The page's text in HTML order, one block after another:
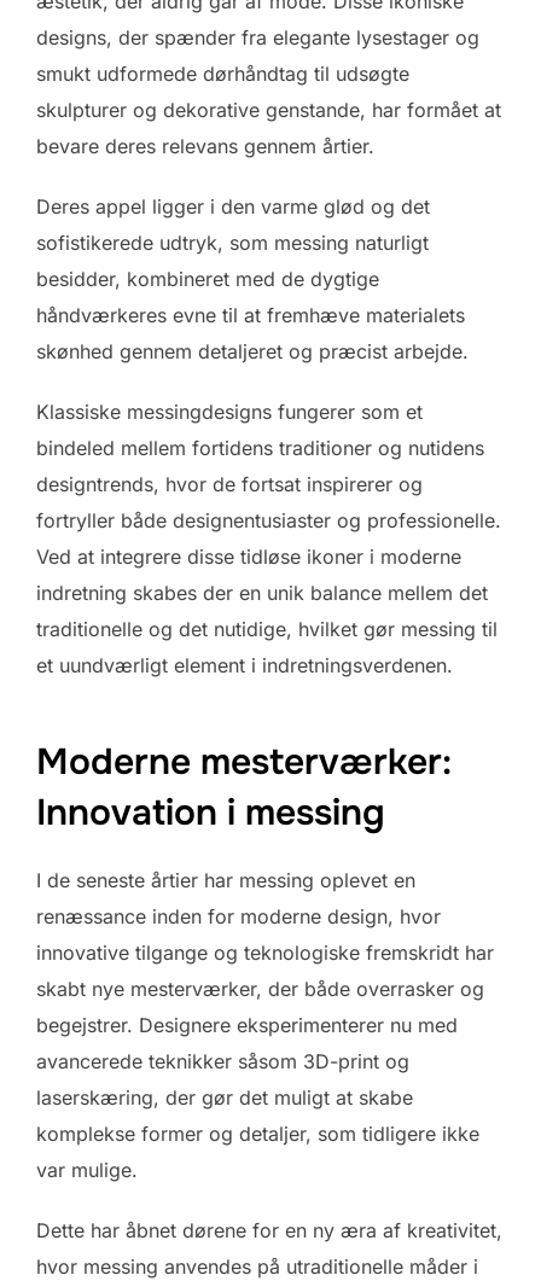
designs, der spænder fra elegante lysestager og
smukt udformede dørhåndtag til udsøgte
skulpturer og dekorative genstande, har formået at
bevare deres relevans gennem årtier.
Deres appel ligger i den varme glød og det
sofistikerede udtryk, som messing naturligt
besidder, kombineret med de dygtige
håndværkeres evne til at fremhæve materialets
skønhed gennem detaljeret og præcist arbejde.
Klassiske messingdesigns fungerer som et
bindeled mellem fortidens traditioner og nutidens
designtrends, hvor de fortsat inspirerer og
fortryller både designentusiaster og professionelle.
Ved at integrere disse tidløse ikoner i moderne
indretning skabes der en unik balance mellem det
traditionelle og det nutidige, hvilket gør messing til
et uundværligt element i indretningsverdenen.
Moderne mesterværker:
Innovation i messing
I de seneste årtier har messing oplevet en
renæssance inden for moderne design, hvor
innovative tilgange og teknologiske fremskridt har
skabt nye mesterværker, der både overrasker og
begejstrer. Designere eksperimenterer nu med
avancerede teknikker såsom 3D-print og
laserskæring, der gør det muligt at skabe
komplekse former og detaljer, som tidligere ikke
var mulige.
Dette har åbnet dørene for en ny æra af kreativitet,
hvor messing anvendes på utraditionelle måder i